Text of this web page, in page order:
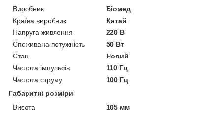
Виробник
Біомед
Країна виробник
Китай
Напруга живлення
220 В
Споживана потужність
50 Вт
Стан
Новий
Частота імпульсів
110 Гц
Частота струму
100 Гц
Габаритні розміри
Висота
105 мм